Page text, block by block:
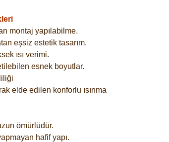
montaj yapılabilme.
eşsiz estetik tasarım.
ısı verimi.
esnek boyutlar.
elde edilen konforlu ısınma
ömürlüdür.
hafif yapı.